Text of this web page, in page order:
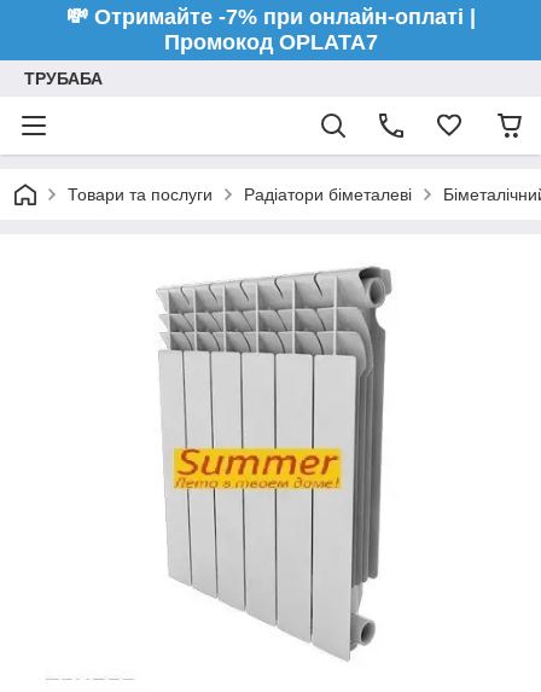
💸 Отримайте -7% при онлайн-оплаті |
Промокод OPLATA7
ТРУБАБА
Товари та послуги Радіатори біметалеві